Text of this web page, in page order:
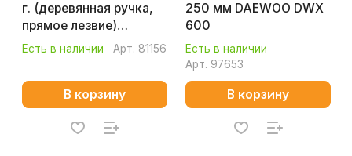
г. (деревянная ручка,
прямое лезвие)
КОБАЛЬТ МАСТЕР
Есть в наличии Арт. 81156
В корзину
250 мм DAEWOO DWX
600
Есть в наличии
Арт. 97653
В корзину